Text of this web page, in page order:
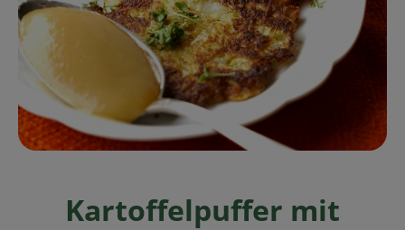
Ökokisten
Obst & Gemüse
Kühltheke
Backwaren
GetränkeKartoffelpuffer mit